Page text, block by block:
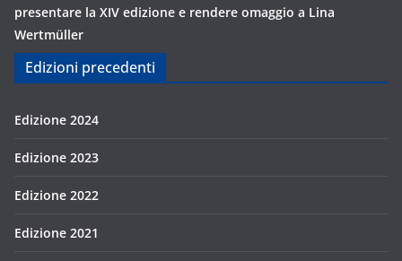
presentare la XIV edizione e rendere omaggio a Lina
Wertmüller
Edizioni precedenti
Edizione 2024
Edizione 2023
Edizione 2022
Edizione 2021